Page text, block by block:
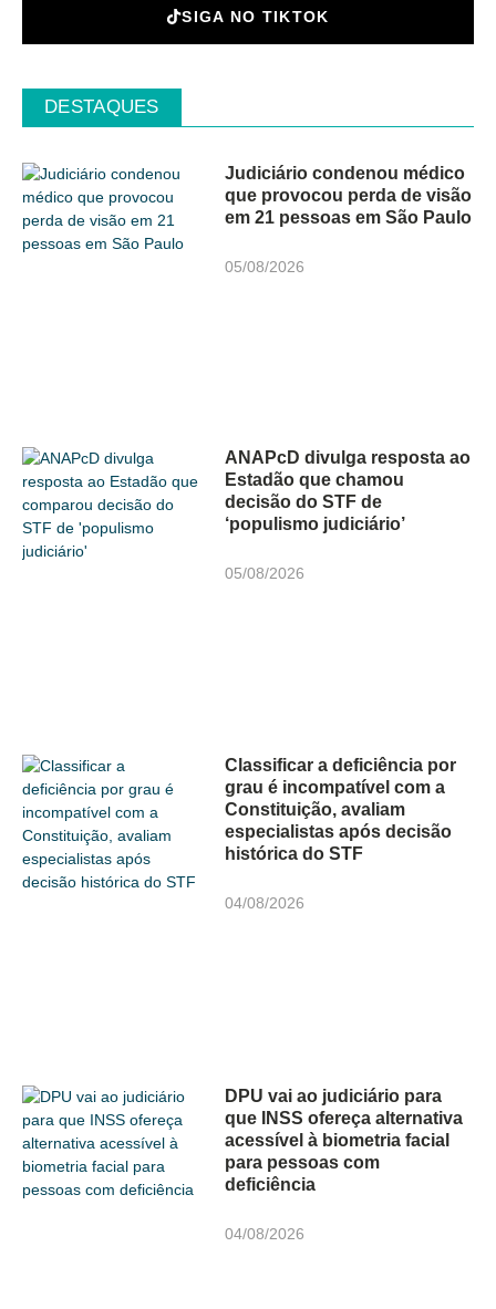
SIGA NO TIKTOK
DESTAQUES
Judiciário condenou médico
que provocou perda de visão
em 21 pessoas em São Paulo
05/08/2026
ANAPcD divulga resposta ao
Estadão que chamou
decisão do STF de
‘populismo judiciário’
05/08/2026
Classificar a deficiência por
grau é incompatível com a
Constituição, avaliam
especialistas após decisão
histórica do STF
04/08/2026
DPU vai ao judiciário para
que INSS ofereça alternativa
acessível à biometria facial
para pessoas com
deficiência
04/08/2026